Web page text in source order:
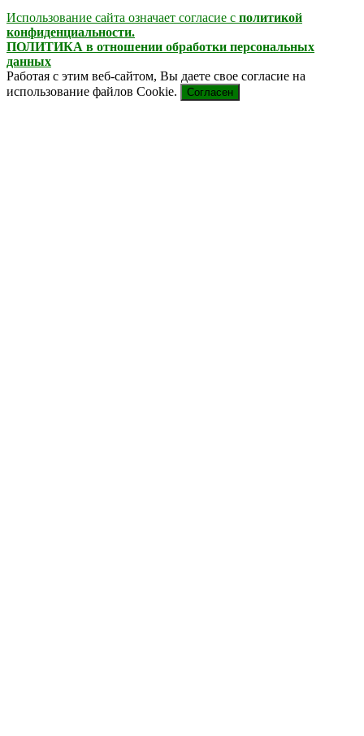
Использование сайта означает согласие с политикой
конфиденциальности.
ПОЛИТИКА в отношении обработки персональных
данных
Работая с этим веб-сайтом, Вы даете свое согласие на
использование файлов Cookie.
Согласен